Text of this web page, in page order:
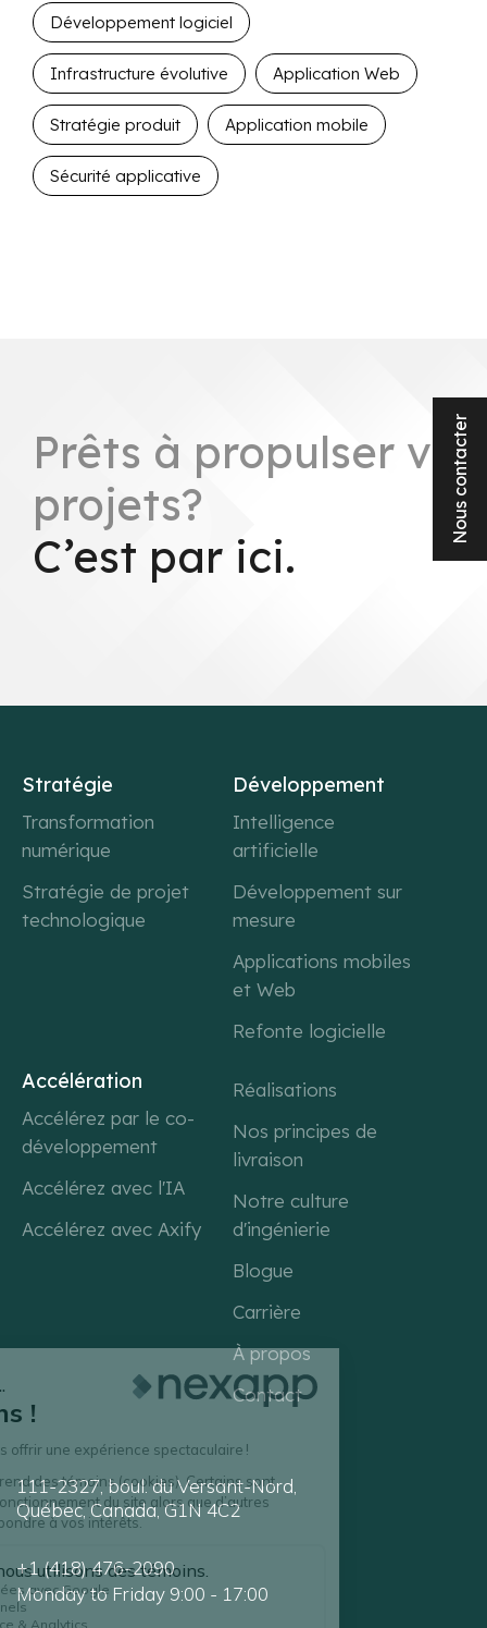
Nous contacter
Développement logiciel
Infrastructure évolutive Application Web
Stratégie produit Application mobile
Sécurité applicative
Prêts à propulser vos
projets?
C’est par ici.
Stratégie
Transformation
numérique
Stratégie de projet
technologique
Développement
Intelligence
artificielle
Développement sur
mesure
Applications mobiles
et Web
Refonte logicielle
Accélération
Accélérez par le co-
développement
Accélérez avec l'IA
Accélérez avec Axify
Réalisations
Nos principes de
livraison
Notre culture
d'ingénierie
Blogue
Carrière
À propos
Contact
111-2327, boul. du Versant-Nord,
Québec, Canada, G1N 4C2
+1 (418) 476-2090
Monday to Friday 9:00 - 17:00